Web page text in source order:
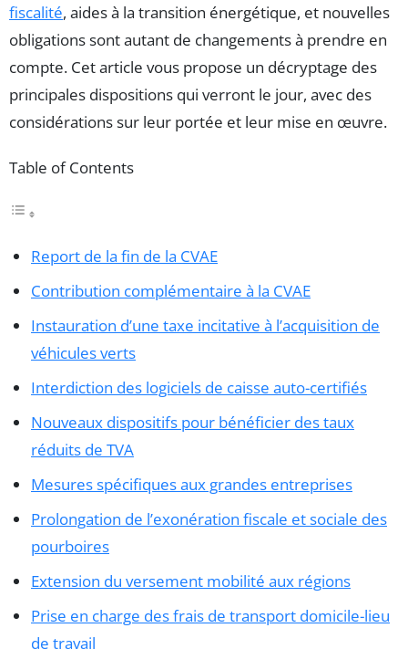
fiscalité, aides à la transition énergétique, et nouvelles
obligations sont autant de changements à prendre en
compte. Cet article vous propose un décryptage des
principales dispositions qui verront le jour, avec des
considérations sur leur portée et leur mise en œuvre.
Table of Contents
Report de la fin de la CVAE
Contribution complémentaire à la CVAE
Instauration d’une taxe incitative à l’acquisition de
véhicules verts
Interdiction des logiciels de caisse auto-certifiés
Nouveaux dispositifs pour bénéficier des taux
réduits de TVA
Mesures spécifiques aux grandes entreprises
Prolongation de l’exonération fiscale et sociale des
pourboires
Extension du versement mobilité aux régions
Prise en charge des frais de transport domicile-lieu
de travail